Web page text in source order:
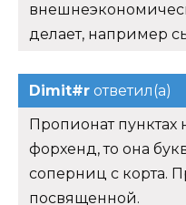
делает, например
Dimit#r ответил(а)
Пропионат пунктах
форхенд, то она
соперниц с корта.
посвященной.